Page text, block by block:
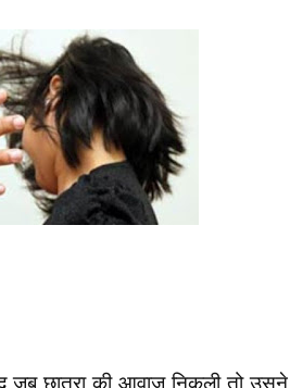
जब छात्रा की आवाज निकली तो उसने